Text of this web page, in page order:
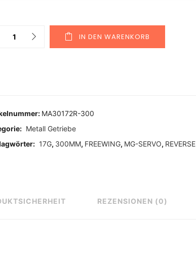
Quantity
IN DEN WARENKORB
MA30172R-300
Metall Getriebe
17G, 300MM, FREEWING, MG-SERVO, REVERSE
REZENSIONEN (0)